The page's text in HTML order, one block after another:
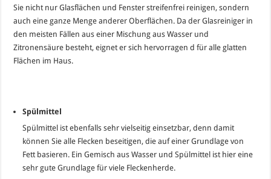
Sie nicht nur Glasflächen und Fenster streifenfrei reinigen, sondern
auch eine ganze Menge anderer Oberflächen. Da der Glasreiniger in
den meisten Fällen aus einer Mischung aus Wasser und
Zitronensäure besteht, eignet er sich hervorragen d für alle glatten
Flächen im Haus.
Spülmittel
Spülmittel ist ebenfalls sehr vielseitig einsetzbar, denn damit
können Sie alle Flecken beseitigen, die auf einer Grundlage von
Fett basieren. Ein Gemisch aus Wasser und Spülmittel ist hier eine
sehr gute Grundlage für viele Fleckenherde.